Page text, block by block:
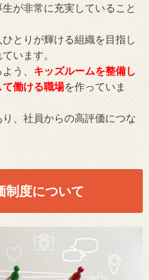
が非常に充実していること
とりが輝ける組織を目指し
います。
う、 キッズルームを整備し
働ける職場を作っていま
、社員からの高評価につな
制度について